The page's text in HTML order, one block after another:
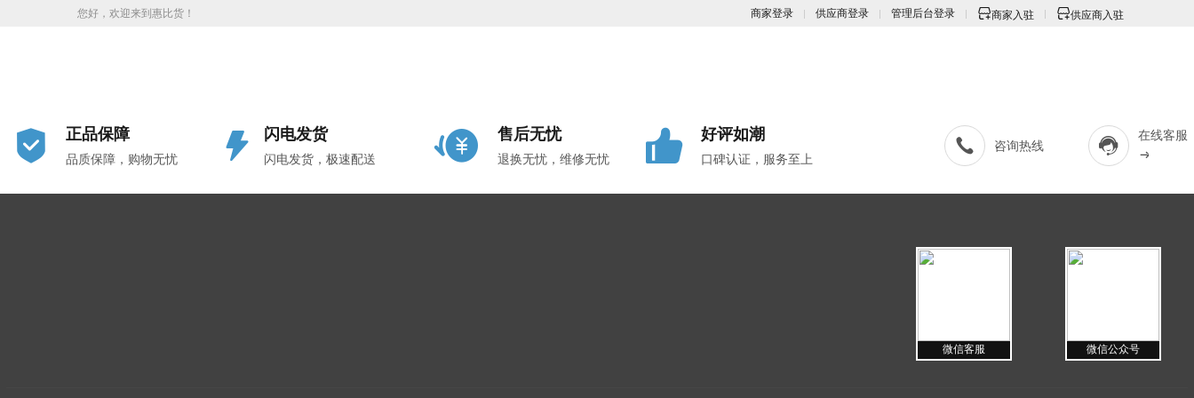
您好，欢迎来到惠比货！ 商家登录 供应商登录 管理后台登录 商家入驻 供应商入驻
正品保障
品质保障，购物无忧
闪电发货
闪电发货，极速配送
售后无忧
退换无忧，维修无忧
好评如潮
口碑认证，服务至上
咨询热线
在线客服
微信客服 微信公众号